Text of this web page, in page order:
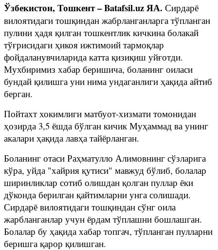
Ўзбекистон, Тошкент – Batafsil.uz ЯА. Сирдарё
вилоятидаги тошқиндан жабрланганларга тўпланган
пулини ҳадя қилган тошкентлик кичкина болакай
тўғрисидаги ҳикоя ижтимоий тармоқлар
фойдаланувчиларида катта қизиқиш уйғотди.
Мухбиримиз хабар беришича, боланинг оиласи
бундай қилишга уни нима ундаганлиги ҳақида айтиб
берган.
Пойтахт хокимлиги матбуот-хизмати томонидан
ҳозирда 3,5 ёшда бўлган кичик Муҳаммад ва унинг
акалари ҳақида лавҳа тайёрланган.
Боланинг отаси Раҳматулло Алимовнинг сўзларига
кўра, уйда "хайрия қутиси" мавжуд бўлиб, болалар
ширинликлар сотиб олишдан қолган пуллар ёки
дўконда берилган қайтимларни унга солишади.
Сирдарё вилоятидаги тошқиндан сўнг оила
жарбланганлар учун ёрдам тўплашни бошлашган.
Болалар бу ҳақида хабар топгач, тўпланган пулларни
беришга қарор қилишган.